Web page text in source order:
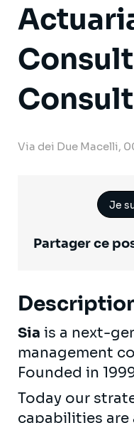
Via dei Due Macelli,
Je
Partager ce
Sia is a next-
management
Founded in
Today our
capabilities are